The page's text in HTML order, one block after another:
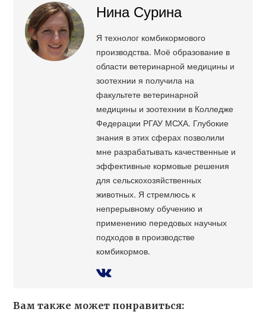
Нина Сурина
Я технолог комбикормового
производства. Моё образование в
области ветеринарной медицины и
зоотехнии я получила на
факультете ветеринарной
медицины и зоотехнии в Колледже
Федерации РГАУ МСХА. Глубокие
знания в этих сферах позволили
мне разрабатывать качественные и
эффективные кормовые решения
для сельскохозяйственных
животных. Я стремлюсь к
непрерывному обучению и
применению передовых научных
подходов в производстве
комбикормов.
Вам также может понравиться: